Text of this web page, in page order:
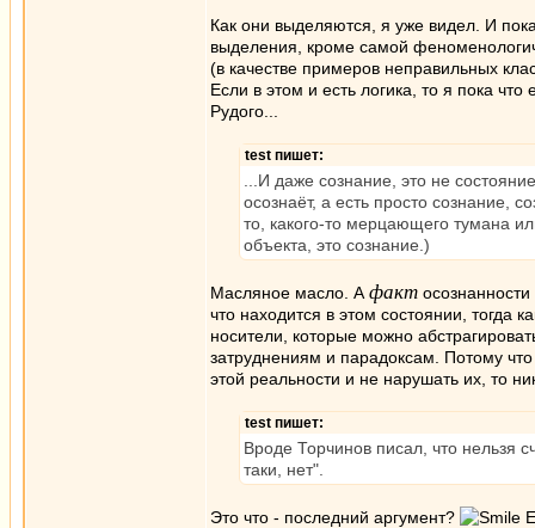
Как они выделяются, я уже видел. И
выделения, кроме самой
(в качестве примеров неправильных
Если в этом и есть логика, то я пока
Рудого...
test пишет:
...И даже сознание, это не
осознаёт, а есть просто сознание,
то, какого-то мерцающего тумана
объекта, это сознание.)
Масляное масло. А факт
что находится в этом состоянии, тогда
носители, которые можно
затруднениям и парадоксам. Потому
этой реальности и не нарушать их, то
test пишет:
Вроде Торчинов писал, что нельзя
таки, нет".
Это что - последний аргумент?